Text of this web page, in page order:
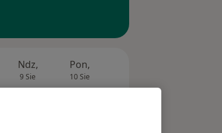
Ndz,
9 Sie
Pon,
10 Sie